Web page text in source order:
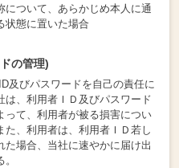
ついて、あらかじめ本人に通
状態に置いた場合
の管理)
及びパスワードを自己の責任に
は、利用者ＩＤ及びパスワード
って、利用者が被る損害につい
、利用者は、利用者ＩＤ若し
た場合、当社に速やかに届け出